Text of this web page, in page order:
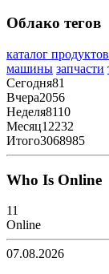
Облако тегов
каталог продуктов
машины запчасти
Сегодня81
Вчера2056
Неделя8110
Месяц12232
Итого3068985
Who Is Online
11
Online
07.08.2026